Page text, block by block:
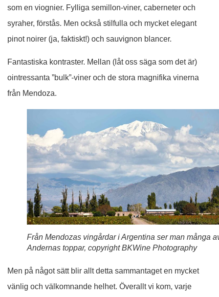
som en viognier. Fylliga semillon-viner, caberneter och
syraher, förstås. Men också stilfulla och mycket elegant
pinot noirer (ja, faktiskt!) och sauvignon blancer.
Fantastiska kontraster. Mellan (låt oss säga som det är)
ointressanta ”bulk”-viner och de stora magnifika vinerna
från Mendoza.
Från Mendozas vingårdar i Argentina ser man många
Andernas toppar, copyright BKWine Photography
Men på något sätt blir allt detta sammantaget en mycket
vänlig och välkomnande helhet. Överallt vi kom, varje